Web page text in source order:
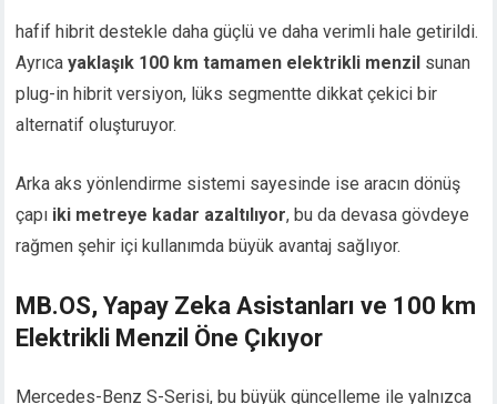
hafif hibrit destekle daha güçlü ve daha verimli hale getirildi.
Ayrıcayaklaşık 100 km tamamen elektrikli menzil sunan
plug-in hibrit versiyon, lüks segmentte dikkat çekici bir
alternatif oluşturuyor.
Arka aks yönlendirme sistemi sayesinde ise aracın dönüş
çapı iki metreye kadar azaltılıyor, bu da devasa gövdeye
rağmen şehir içi kullanımda büyük avantaj sağlıyor.
MB.OS, Yapay Zeka Asistanları ve 100 km
Elektrikli Menzil Öne Çıkıyor
Mercedes-Benz S-Serisi, bu büyük güncelleme ile yalnızca